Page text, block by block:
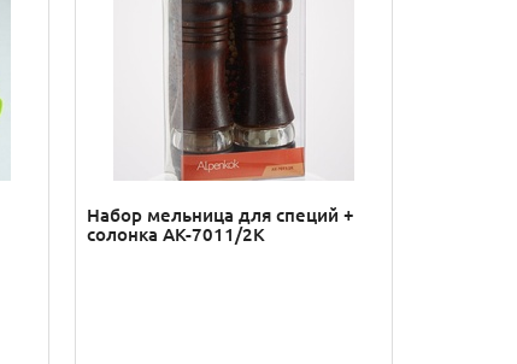
Набор мельница для специй +
солонка AK-7011/2K